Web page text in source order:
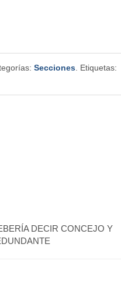
Secciones. Etiquetas:
DECIR CONCEJO Y